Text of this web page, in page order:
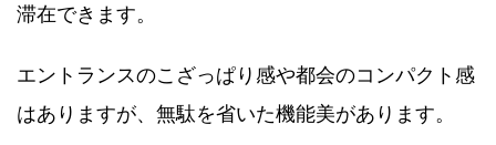
滞在できます。
エントランスのこざっぱり感や都会のコンパクト感
はありますが、無駄を省いた機能美があります。